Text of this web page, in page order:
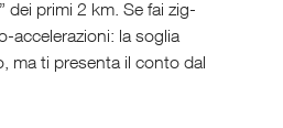
dei primi 2 km. Se fai zig-
accelerazioni: la soglia
ma ti presenta il conto dal